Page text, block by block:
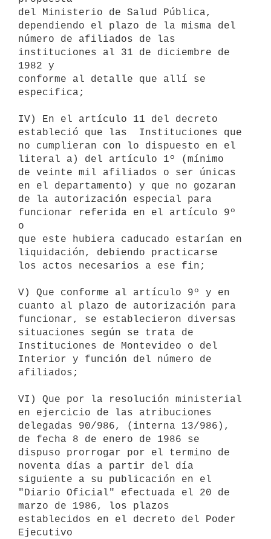
del Ministerio de Salud Pública,
dependiendo el plazo de la misma del
número de afiliados de las
instituciones al 31 de diciembre de
1982 y
conforme al detalle que allí se
especifica;
IV) En el artículo 11 del decreto
estableció que las  Instituciones que
no cumplieran con lo dispuesto en el
literal a) del artículo 1º (mínimo
de veinte mil afiliados o ser únicas
en el departamento) y que no gozaran
de la autorización especial para
funcionar referida en el artículo 9º
o
que este hubiera caducado estarían en
liquidación, debiendo practicarse
los actos necesarios a ese fin;
V) Que conforme al artículo 9º y en
cuanto al plazo de autorización para
funcionar, se establecieron diversas
situaciones según se trata de
Instituciones de Montevideo o del
Interior y función del número de
afiliados;
VI) Que por la resolución ministerial
en ejercicio de las atribuciones
delegadas 90/986, (interna 13/986),
de fecha 8 de enero de 1986 se
dispuso prorrogar por el termino de
noventa días a partir del día
siguiente a su publicación en el
"Diario Oficial" efectuada el 20 de
marzo de 1986, los plazos
establecidos en el decreto del Poder
Ejecutivo